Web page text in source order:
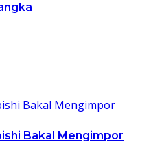
Bakal Mengimpor